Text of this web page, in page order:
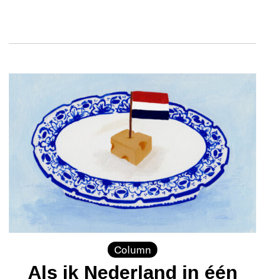
Column
Als ik Nederland in één